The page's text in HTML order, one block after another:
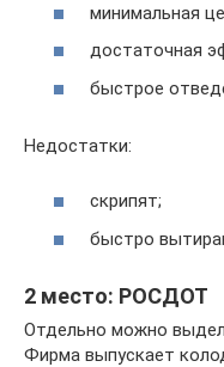
минимальная
достаточная
быстрое
Недостатки:
скрипят;
быстро
2 место: РОСДОТ
Отдельно можно
Фирма выпускает